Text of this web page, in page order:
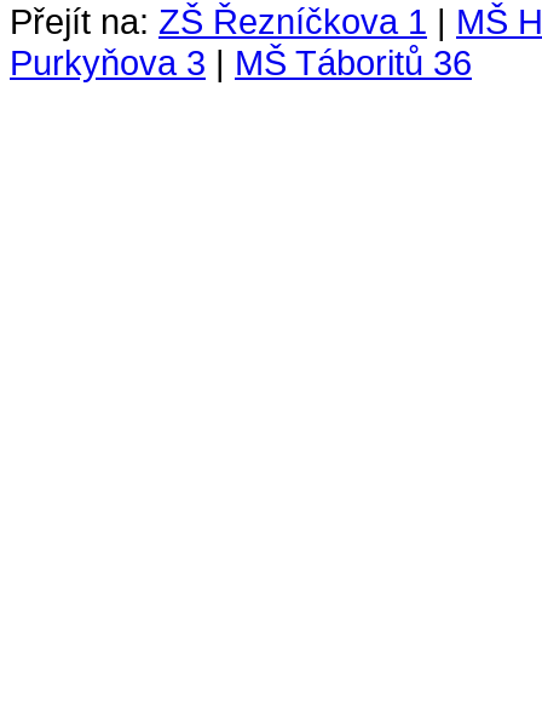
Přejít na: ZŠ Řezníčkova 1 | MŠ
Purkyňova 3 | MŠ Táboritů 36